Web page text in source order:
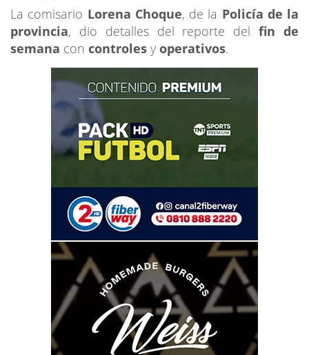
La comisario Lorena Choque, de la Policía de la
provincia, dio detalles del reporte delfin de
semana con controles y operativos.